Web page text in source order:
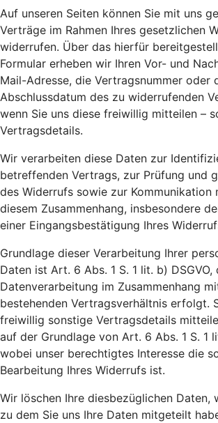
Auf unseren Seiten können Sie mit uns
Verträge im Rahmen Ihres gesetzlichen
widerrufen. Über das hierfür
Formular erheben wir Ihren Vor- und
Mail-Adresse, die Vertragsnummer oder
Abschlussdatum des zu widerrufenden
wenn Sie uns diese freiwillig mitteilen –
Vertragsdetails.
Wir verarbeiten diese Daten zur
betreffenden Vertrags, zur Prüfung und
des Widerrufs sowie zur Kommunikation
diesem Zusammenhang, insbesondere
einer Eingangsbestätigung Ihres
Grundlage dieser Verarbeitung Ihrer
Daten ist Art. 6 Abs. 1 S. 1 lit. b) DSGVO,
Datenverarbeitung im Zusammenhang
bestehenden Vertragsverhältnis erfolgt.
freiwillig sonstige Vertragsdetails
auf der Grundlage von Art. 6 Abs. 1 S. 1
wobei unser berechtigtes Interesse die
Bearbeitung Ihres Widerrufs ist.
Wir löschen Ihre diesbezüglichen Daten,
zu dem Sie uns Ihre Daten mitgeteilt